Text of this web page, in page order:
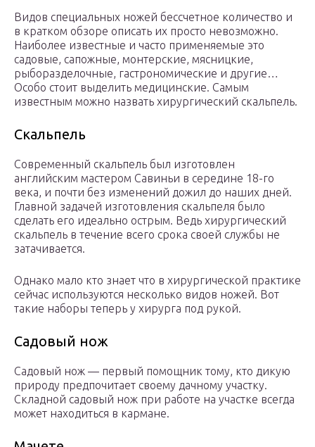
Видов специальных ножей бессчетное количество и
в кратком обзоре описать их просто невозможно.
Наиболее известные и часто применяемые это
садовые, сапожные, монтерские, мясницкие,
рыборазделочные, гастрономические и другие…
Особо стоит выделить медицинские. Самым
известным можно назвать хирургический скальпель.
Скальпель
Современный скальпель был изготовлен
английским мастером Савиньи в середине 18-го
века, и почти без изменений дожил до наших дней.
Главной задачей изготовления скальпеля было
сделать его идеально острым. Ведь хирургический
скальпель в течение всего срока своей службы не
затачивается.
Однако мало кто знает что в хирургической практике
сейчас используются несколько видов ножей. Вот
такие наборы теперь у хирурга под рукой.
Садовый нож
Садовый нож — первый помощник тому, кто дикую
природу предпочитает своему дачному участку.
Складной садовый нож при работе на участке всегда
может находиться в кармане.